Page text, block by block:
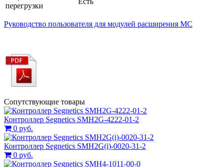
перегрузки
Руководство пользователя для модулей расширения MC
Сопутствующие товары
Контроллер Segnetics SMH2G-4222-01-2
0 руб.
Контроллер Segnetics SMH2G(i)-0020-31-2
0 руб.